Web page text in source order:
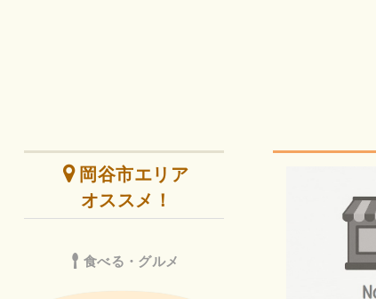
岡谷市エリア
オススメ！
食べる・グルメ